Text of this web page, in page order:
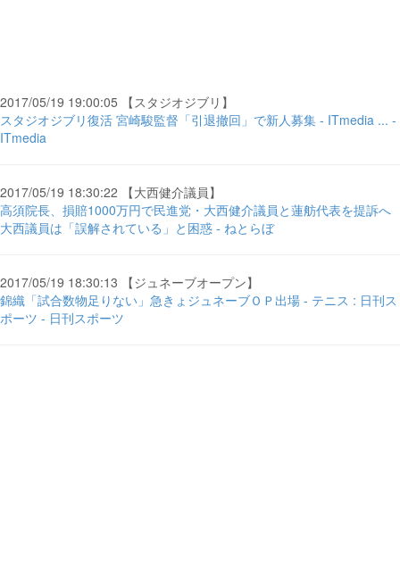
2017/05/19 19:00:05 【スタジオジブリ】
スタジオジブリ復活 宮崎駿監督「引退撤回」で新人募集 - ITmedia ... -
ITmedia
2017/05/19 18:30:22 【大西健介議員】
高須院長、損賠1000万円で民進党・大西健介議員と蓮舫代表を提訴へ
大西議員は「誤解されている」と困惑 - ねとらぼ
2017/05/19 18:30:13 【ジュネーブオープン】
錦織「試合数物足りない」急きょジュネーブＯＰ出場 - テニス : 日刊ス
ポーツ - 日刊スポーツ